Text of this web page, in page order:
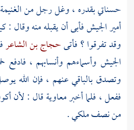
حسناتي بقدره ، وغل رجل من
أمير الجيش فأبى أن يقبله منه وقال :
وقد تفرقوا ؟ فأتىحجاج بن الشاعر
الجيش وأسماءهم وأنسابهم ،
وتصدق بالباقي عنهم ، فإن الله
ففعل ، فلما أخبرمعاويةقال : لأن
من نصف ملكي .